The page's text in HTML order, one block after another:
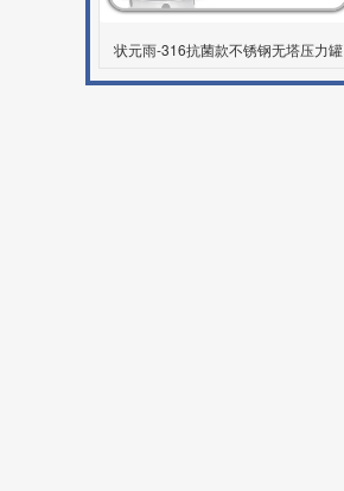
状元雨-316抗菌款不锈钢无塔压力罐